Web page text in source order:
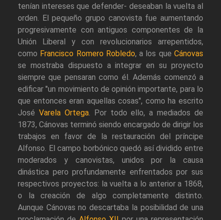
tenían intereses que defender- deseaban la vuelta al
orden. El pequeño grupo canovista fue aumentando
progresivamente con antiguos componentes de la
Unión Liberal y con revolucionarios arrepentidos,
como Francisco Romero Robledo, a los queCánovas
se mostraba dispuesto a integrar en su proyecto
siempre que pensaran como él. Además comenzó a
edificar "un movimiento de opinión importante, para lo
que entonces eran aquellas cosas", como ha escrito
José Varela Ortega. Por todo ello, a mediados de
1873, Cánovas terminó siendo encargado de dirigir los
trabajos en favor de la restauración del príncipe
Alfonso. El campo borbónico quedó así dividido entre
moderados y canovistas, unidos por la causa
dinástica pero profundamente enfrentados por sus
respectivos proyectos: la vuelta a lo anterior a 1868,
o la creación de algo completamente distinto.
Aunque Cánovas no descartaba la posibilidad de una